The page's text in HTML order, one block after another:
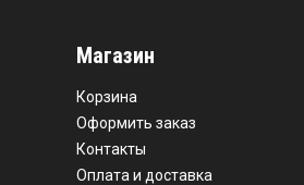
Магазин
Корзина
Оформить заказ
Контакты
Оплата и доставка